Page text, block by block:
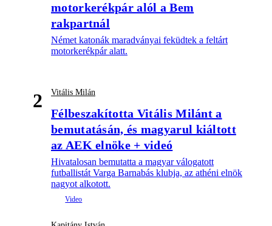
motorkerékpár alól a Bem
rakpartnál
Német katonák maradványai feküdtek a feltárt
motorkerékpár alatt.
2 Vitális Milán
Félbeszakította Vitális Milánt a
bemutatásán, és magyarul kiáltott
az AEK elnöke + videó
Hivatalosan bemutatta a magyar válogatott
futballistát Varga Barnabás klubja, az athéni elnök
nagyot alkotott.